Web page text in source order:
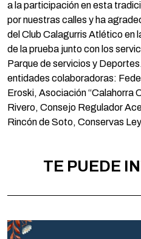
a la participación en esta
por nuestras calles y ha
del Club Calagurris Atlético en
de la prueba junto con los
Parque de servicios y
entidades colaboradoras:
Eroski, Asociación “Calahorra
Rivero, Consejo Regulador
Rincón de Soto, Conservas
TE PUEDE